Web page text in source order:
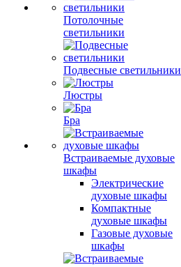
Потолочные
светильники
Подвесные светильники
Люстры
Бра
Встраиваемые духовые
шкафы
Электрические
духовые шкафы
Компактные
духовые шкафы
Газовые духовые
шкафы